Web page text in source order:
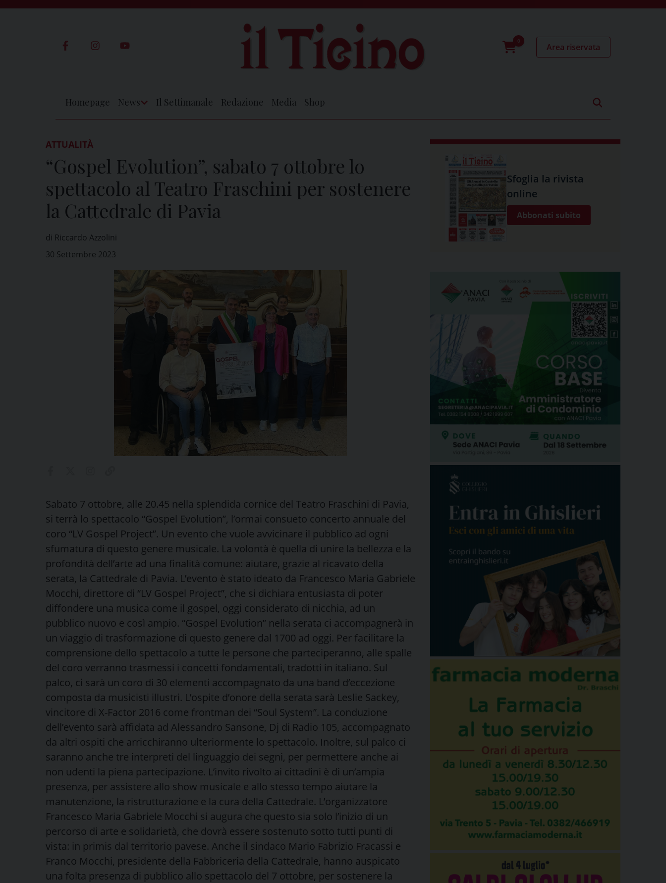
0
Area riservata
Homepage News Il Settimanale Redazione Media Shop
ATTUALITÀ
“Gospel Evolution”, sabato 7 ottobre lo
spettacolo al Teatro Fraschini per sostenere
la Cattedrale di Pavia
di Riccardo Azzolini
30 Settembre 2023
Sabato 7 ottobre, alle 20.45 nella splendida cornice del Teatro Fraschini di Pavia,
si terrà lo spettacolo “Gospel Evolution”, l’ormai consueto concerto annuale del
coro “LV Gospel Project”. Un evento che vuole avvicinare il pubblico ad ogni
sfumatura di questo genere musicale. La volontà è quella di unire la bellezza e la
profondità dell’arte ad una finalità comune: aiutare, grazie al ricavato della
serata, la Cattedrale di Pavia. L’evento è stato ideato da Francesco Maria Gabriele
Mocchi, direttore di “LV Gospel Project”, che si dichiara entusiasta di poter
diffondere una musica come il gospel, oggi considerato di nicchia, ad un
pubblico nuovo e così ampio. “Gospel Evolution” nella serata ci accompagnerà in
un viaggio di trasformazione di questo genere dal 1700 ad oggi. Per facilitare la
comprensione dello spettacolo a tutte le persone che parteciperanno, alle spalle
del coro verranno trasmessi i concetti fondamentali, tradotti in italiano. Sul
palco, ci sarà un coro di 30 elementi accompagnato da una band d’eccezione
composta da musicisti illustri. L’ospite d’onore della serata sarà Leslie Sackey,
vincitore di X-Factor 2016 come frontman dei “Soul System”. La conduzione
dell’evento sarà affidata ad Alessandro Sansone, Dj di Radio 105, accompagnato
da altri ospiti che arricchiranno ulteriormente lo spettacolo. Inoltre, sul palco ci
saranno anche tre interpreti del linguaggio dei segni, per permettere anche ai
non udenti la piena partecipazione. L’invito rivolto ai cittadini è di un’ampia
presenza, per assistere allo show musicale e allo stesso tempo aiutare la
manutenzione, la ristrutturazione e la cura della Cattedrale. L’organizzatore
Francesco Maria Gabriele Mocchi si augura che questo sia solo l’inizio di un
percorso di arte e solidarietà, che dovrà essere sostenuto sotto tutti punti di
vista: in primis dal territorio pavese. Anche il sindaco Mario Fabrizio Fracassi e
Franco Mocchi, presidente della Fabbriceria della Cattedrale, hanno auspicato
una folta presenza di pubblico allo spettacolo del 7 ottobre, per sostenere la
Sfoglia la rivista
online
Abbonati subito